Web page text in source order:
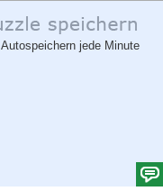
Autospeichern jede Minute